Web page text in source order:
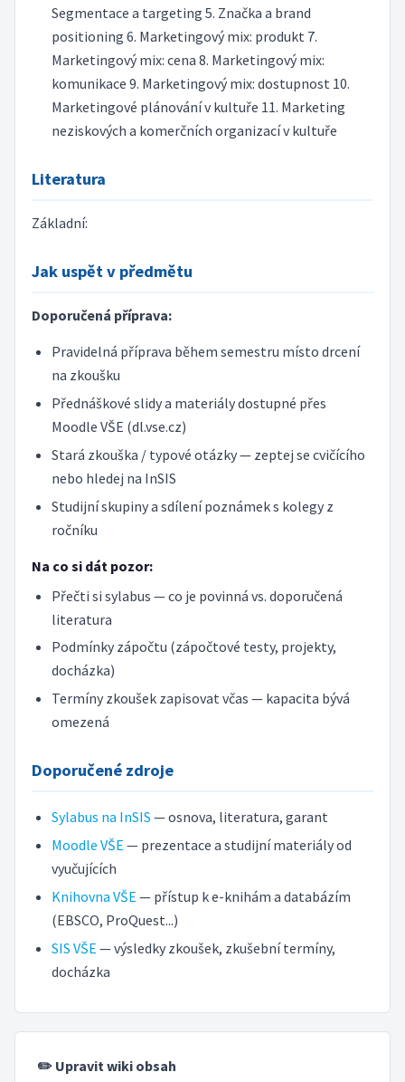
Segmentace a targeting 5. Značka a brand
positioning 6. Marketingový mix: produkt 7.
Marketingový mix: cena 8. Marketingový mix:
komunikace 9. Marketingový mix: dostupnost 10.
Marketingové plánování v kultuře 11. Marketing
neziskových a komerčních organizací v kultuře
Literatura
Základní:
Jak uspět v předmětu
Doporučená příprava:
Pravidelná příprava během semestru místo drcení
na zkoušku
Přednáškové slidy a materiály dostupné přes
Moodle VŠE (dl.vse.cz)
Stará zkouška / typové otázky — zeptej se cvičícího
nebo hledej na InSIS
Studijní skupiny a sdílení poznámek s kolegy z
ročníku
Na co si dát pozor:
Přečti si sylabus — co je povinná vs. doporučená
literatura
Podmínky zápočtu (zápočtové testy, projekty,
docházka)
Termíny zkoušek zapisovat včas — kapacita bývá
omezená
Doporučené zdroje
Sylabus na InSIS — osnova, literatura, garant
Moodle VŠE — prezentace a studijní materiály od
vyučujících
Knihovna VŠE — přístup k e-knihám a databázím
(EBSCO, ProQuest...)
SIS VŠE — výsledky zkoušek, zkušební termíny,
docházka
✏️ Upravit wiki obsah